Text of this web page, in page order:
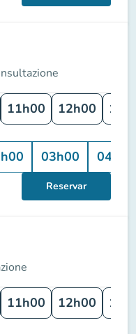
11h00 12h00
03h00 04h00
Reservar
11h00 12h00